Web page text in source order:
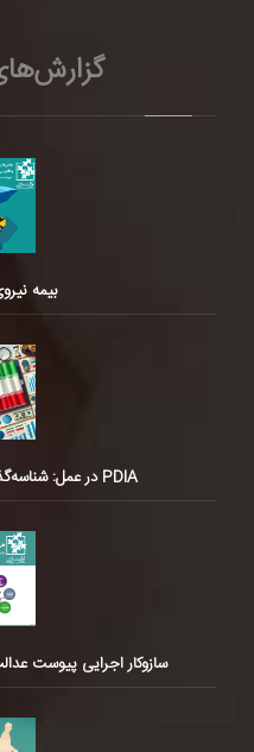
بیمه
PDIA در عمل: شناسه‌گذاری بودجه و طبقه‌بندی آن
سازوکار اجرایی پیوست